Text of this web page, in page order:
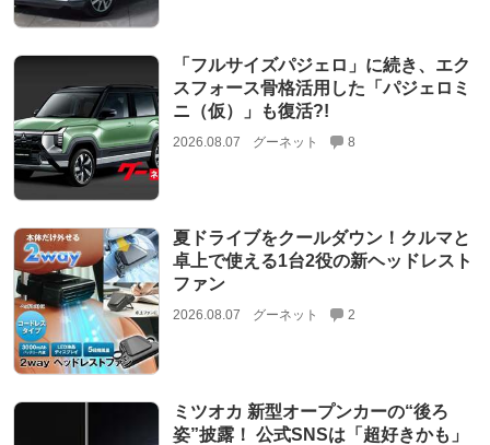
「フルサイズパジェロ」に続き、エク
スフォース骨格活用した「パジェロミ
ニ（仮）」も復活?!
2026.08.07 グーネット 8
夏ドライブをクールダウン！クルマと
卓上で使える1台2役の新ヘッドレスト
ファン
2026.08.07 グーネット 2
ミツオカ 新型オープンカーの“後ろ
姿”披露！ 公式SNSは「超好きかも」